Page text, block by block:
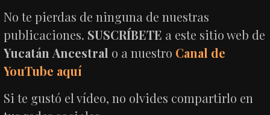
No te pierdas de ninguna de nuestras
publicaciones. SUSCRÍBETE a este sitio web de
Yucatán Ancestral o a nuestro Canal de
YouTube aquí
Si te gustó el vídeo, no olvides compartirlo en